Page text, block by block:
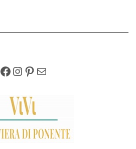
FACEBOOK
INSTAGRAM
PINTEREST
EMAIL